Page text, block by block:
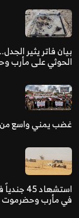
بيان فاتر يثير
الحوثي على مأرب
غضب يمني واسع من
في مأرب وحضرموت